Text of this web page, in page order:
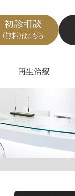
初診相談
（無料）はこちら
再生治療